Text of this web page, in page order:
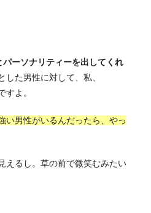
ーソナリティーを出してくれ
した男性に対して、私、
すよ。
い男性がいるんだったら、やっ
えるし。草の前で微笑むみたい